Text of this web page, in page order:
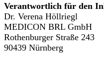
Verantwortlich für den
Dr. Verena Höllriegl
MEDICON BRL GmbH
Rothenburger Straße 243
90439 Nürnberg